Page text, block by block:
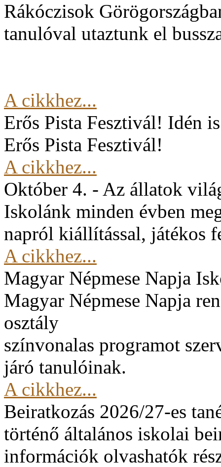
Rákóczisok
tanulóval utaztunk el
A cikkhez...
Erős Pista Fesztivál! Idén
Erős Pista Fesztivál!
A cikkhez...
Október 4. - Az állatok
Iskolánk minden évben
napról kiállítással, játékos
A cikkhez...
Magyar Népmese Napja
Magyar Népmese Napja
osztály
színvonalas programot
járó tanulóinak.
A cikkhez...
Beiratkozás 2026/27-es
történő általános iskolai
információk olvashatók